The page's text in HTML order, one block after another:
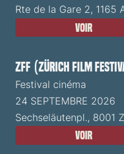
Rte de la Gare 2, 1165
Voir
ZFF (Zürich Film
Festival cinéma
24 SEPTEMBRE 2026
Sechseläutenpl., 8001
Voir